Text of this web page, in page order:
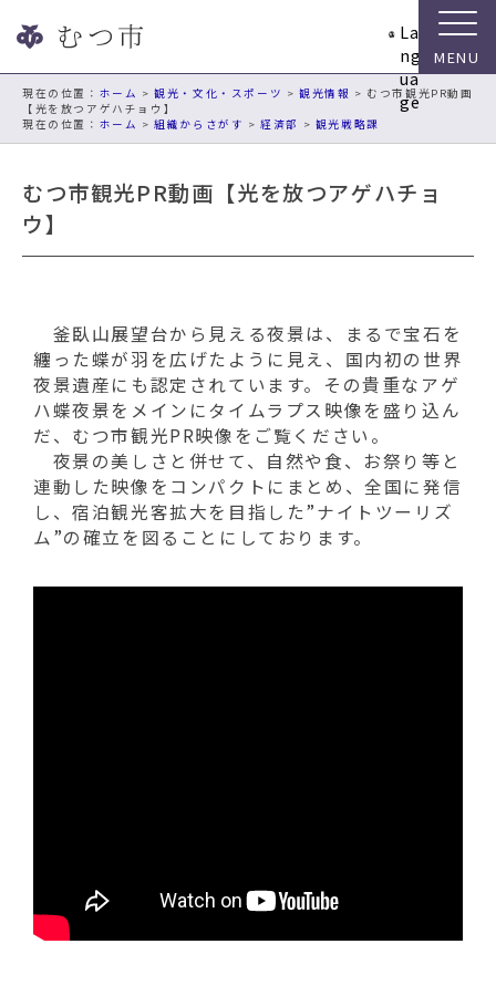
ビ
ョ
La
ng
ua
ge
現在の位置： ホーム >観光・文化・スポーツ >観光情報 > むつ市観光PR動画
【光を放つアゲハチョウ】
ホーム >組織からさがす >経済部 > 観光戦略課
むつ市観光PR動画【光を放つアゲハチョ
ウ】
釜臥山展望台から見える夜景は、まるで宝石を
纏った蝶が羽を広げたように見え、国内初の世界
夜景遺産にも認定されています。その貴重なアゲ
ハ蝶夜景をメインにタイムラプス映像を盛り込ん
だ、むつ市観光PR映像をご覧ください。
夜景の美しさと併せて、自然や食、お祭り等と
連動した映像をコンパクトにまとめ、全国に発信
し、宿泊観光客拡大を目指した”ナイトツーリズ
ム”の確立を図ることにしております。